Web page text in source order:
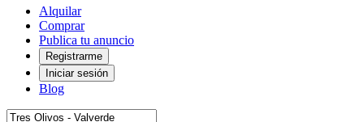
Alquilar
Comprar
Publica tu anuncio
Registrarme
Iniciar sesión
Blog